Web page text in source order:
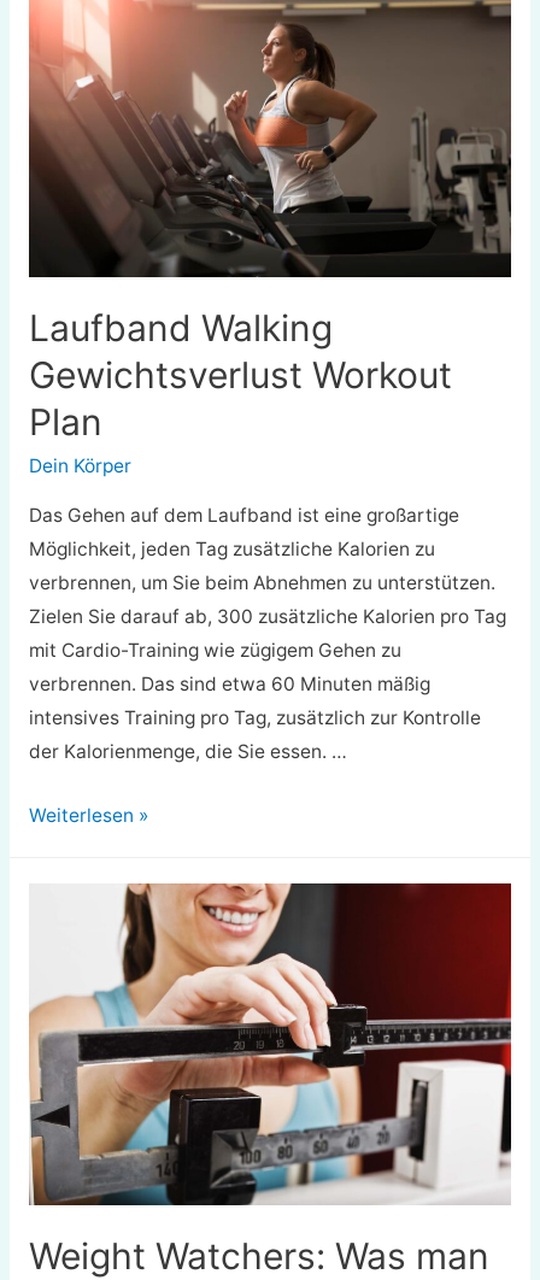
Kinder
Laufband Walking
Gewichtsverlust Workout
Plan
Dein Körper
Das Gehen auf dem Laufband ist eine großartige
Möglichkeit, jeden Tag zusätzliche Kalorien zu
verbrennen, um Sie beim Abnehmen zu unterstützen.
Zielen Sie darauf ab, 300 zusätzliche Kalorien pro Tag
mit Cardio-Training wie zügigem Gehen zu
verbrennen. Das sind etwa 60 Minuten mäßig
intensives Training pro Tag, zusätzlich zur Kontrolle
der Kalorienmenge, die Sie essen. …
Laufband
Gewichtsverlust
Weiterlesen »
Weight Watchers: Was man